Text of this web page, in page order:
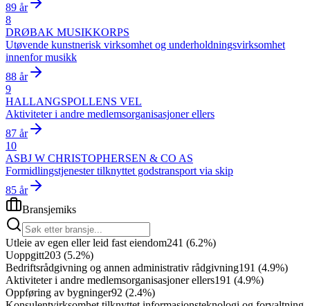
89 år
8
DRØBAK MUSIKKORPS
Utøvende kunstnerisk virksomhet og underholdningsvirksomhet
innenfor musikk
88 år
9
HALLANGSPOLLENS VEL
Aktiviteter i andre medlemsorganisasjoner ellers
87 år
10
ASBJ W CHRISTOPHERSEN & CO AS
Formidlingstjenester tilknyttet godstransport via skip
85 år
Bransjemiks
Utleie av egen eller leid fast eiendom241 (6.2%)
Uoppgitt203 (5.2%)
Bedriftsrådgivning og annen administrativ rådgivning191 (4.9%)
Aktiviteter i andre medlemsorganisasjoner ellers191 (4.9%)
Oppføring av bygninger92 (2.4%)